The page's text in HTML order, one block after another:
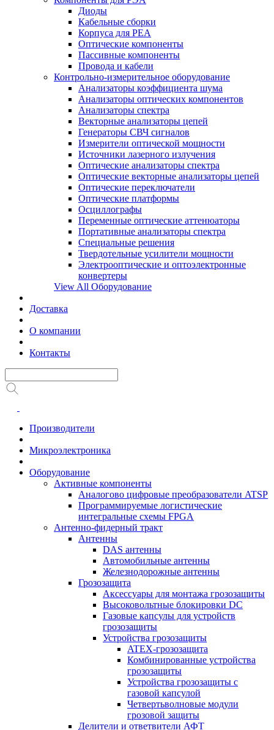
Диоды
Кабельные сборки
Корпуса для РЕА
Оптические компоненты
Пассивные компоненты
Провода и кабели
Контрольно-измерительное оборудование
Анализаторы коэффициента шума
Анализаторы оптических компонентов
Анализаторы спектра
Векторные анализаторы цепей
Генераторы СВЧ сигналов
Измерители оптической мощности
Источники лазерного излучения
Оптические анализаторы спектра
Оптические векторные анализаторы цепей
Оптические переключатели
Оптические платформы
Осциллографы
Переменные оптические аттенюаторы
Портативные анализаторы спектра
Специальные решения
Твердотельные усилители мощности
Электрооптические и оптоэлектронные
конвертеры
View All Оборудование
Доставка
О компании
Контакты
Производители
Микроэлектроника
Оборудование
Активные компоненты
Аналогово цифровые преобразователи ATSP
Программируемые логистические
интегральные схемы FPGA
Антенно-фидерный тракт
Антенны
DAS антенны
Автомобильные антенны
Железнодорожные антенны
Грозозащита
Аксессуары для монтажа грозозащиты
Высоковольтные блокировки DC
Газовые капсулы для устройств
грозозащиты
Устройства грозозащиты
ATEX-грозозащита
Комбинированные устройства
грозозащиты
Устройства грозозащиты с
газовой капсулой
Четвертьволновые модули
грозовой защиты
Делители и ответвители АФТ